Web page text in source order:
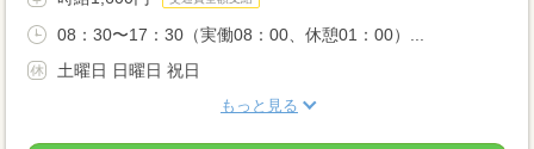
08：30〜17：30（実働08：00、休憩01：00）...
土曜日 日曜日 祝日
もっと見る